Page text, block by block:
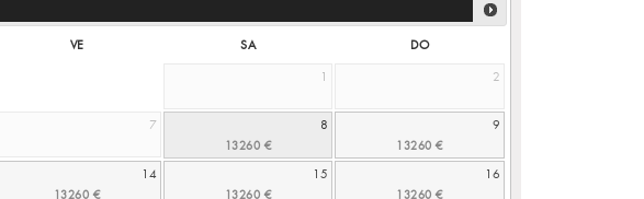
VE SA
DO
1
2
7 8 9
14 15 16